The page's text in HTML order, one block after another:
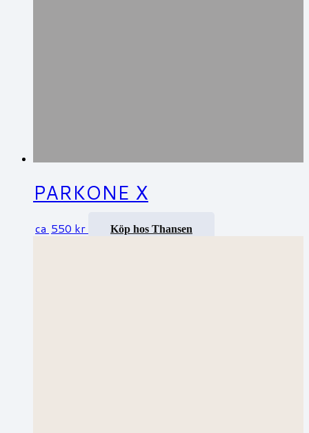
PARKONE X
ca 550 kr Köp hos Thansen